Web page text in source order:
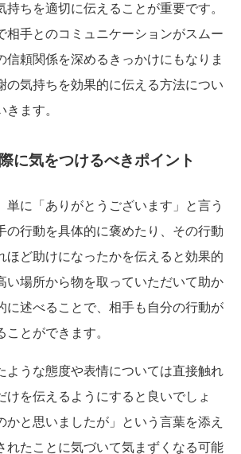
持ちを適切に伝えることが重要です。
相手とのコミュニケーションがスムー
信頼関係を深めるきっかけにもなりま
の気持ちを効果的に伝える方法につい
きます。
に気をつけるべきポイント
単に「ありがとうございます」と言う
の行動を具体的に褒めたり、その行動
ほど助けになったかを伝えると効果的
い場所から物を取っていただいて助か
に述べることで、相手も自分の行動が
とができます。
ような態度や表情については直接触れ
けを伝えるようにすると良いでしょ
かと思いましたが」という言葉を添え
れたことに気づいて気まずくなる可能